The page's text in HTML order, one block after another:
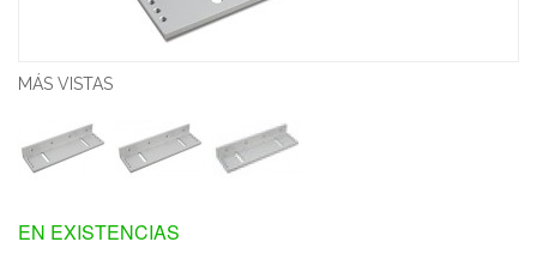
MÁS VISTAS
EN EXISTENCIAS